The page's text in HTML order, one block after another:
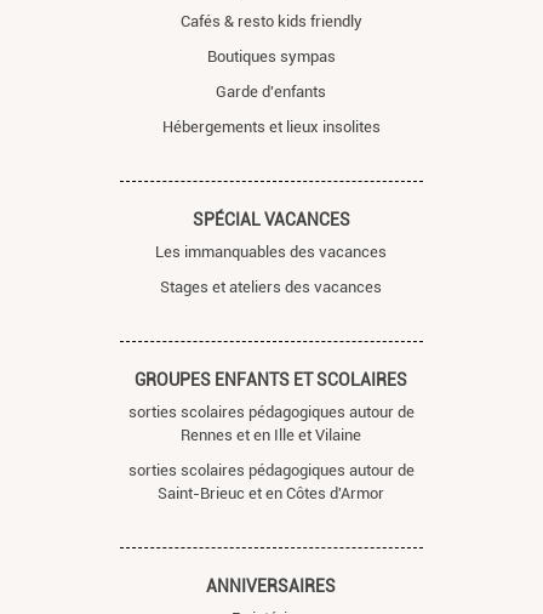
Cafés & resto kids friendly
Boutiques sympas
Garde d'enfants
Hébergements et lieux insolites
SPÉCIAL VACANCES
Les immanquables des vacances
Stages et ateliers des vacances
GROUPES ENFANTS ET SCOLAIRES
sorties scolaires pédagogiques autour de
Rennes et en Ille et Vilaine
sorties scolaires pédagogiques autour de
Saint-Brieuc et en Côtes d'Armor
ANNIVERSAIRES